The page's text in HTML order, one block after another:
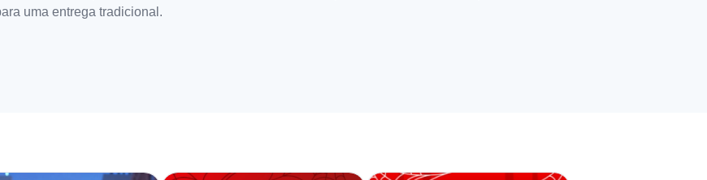
uma entrega tradicional.